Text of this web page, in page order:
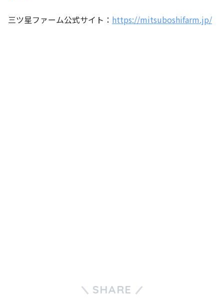
三ツ星ファーム公式サイト： https://mitsuboshifarm.jp/
SHARE